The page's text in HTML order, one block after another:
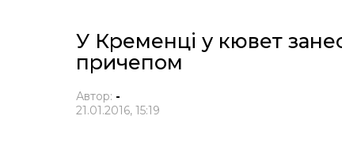
У Кременці у кювет
причепом
Автор: -
21.01.2016, 15:19